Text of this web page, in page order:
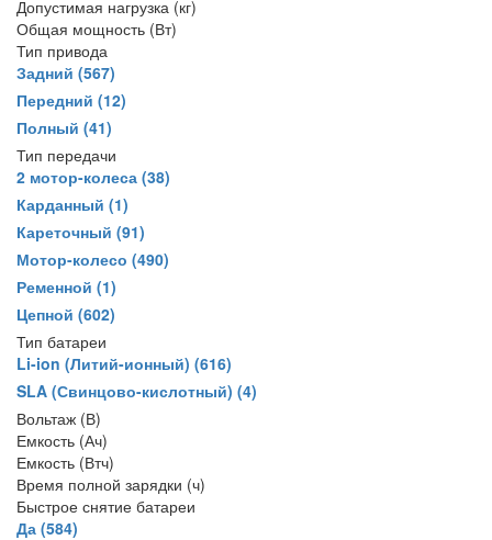
Допустимая нагрузка (кг)
Общая мощность (Вт)
Тип привода
Задний (567)
Передний (12)
Полный (41)
Тип передачи
2 мотор-колеса (38)
Карданный (1)
Кареточный (91)
Мотор-колесо (490)
Ременной (1)
Цепной (602)
Тип батареи
Li-ion (Литий-ионный) (616)
SLA (Свинцово-кислотный) (4)
Вольтаж (В)
Емкость (Ач)
Емкость (Втч)
Время полной зарядки (ч)
Быстрое снятие батареи
Да (584)